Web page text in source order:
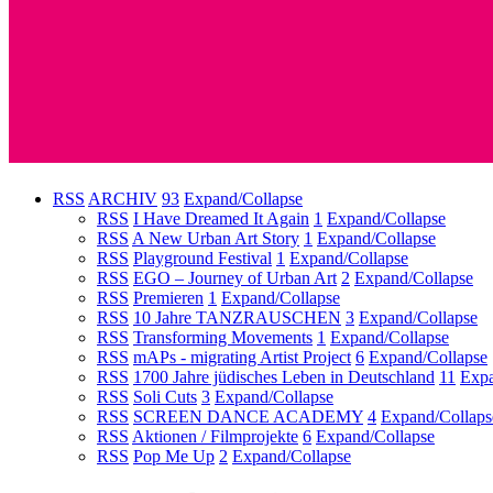
RSS ARCHIV 93 Expand/Collapse
RSS I Have Dreamed It Again 1 Expand/Collapse
RSS A New Urban Art Story 1 Expand/Collapse
RSS Playground Festival 1 Expand/Collapse
RSS EGO – Journey of Urban Art 2 Expand/Collapse
RSS Premieren 1 Expand/Collapse
RSS 10 Jahre TANZRAUSCHEN 3 Expand/Collapse
RSS Transforming Movements 1 Expand/Collapse
RSS mAPs - migrating Artist Project 6 Expand/Collapse
RSS 1700 Jahre jüdisches Leben in Deutschland 11
RSS Soli Cuts 3 Expand/Collapse
RSS SCREEN DANCE ACADEMY 4 Expand/
RSS Aktionen / Filmprojekte 6 Expand/Collapse
RSS Pop Me Up 2 Expand/Collapse